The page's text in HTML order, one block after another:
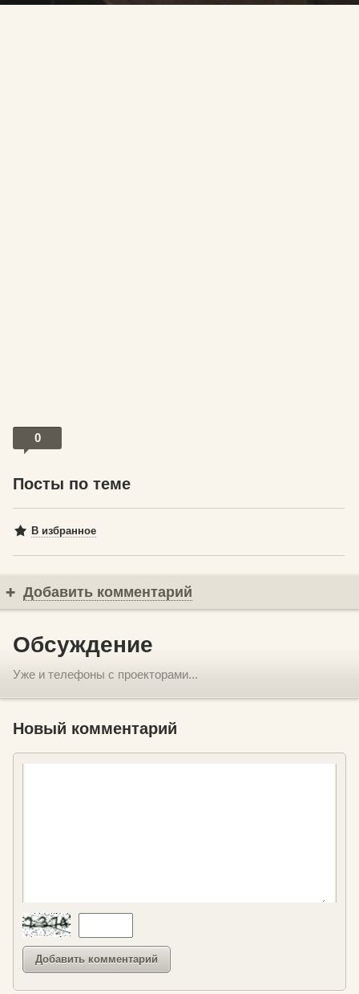
0
Посты по теме
В избранное
Добавить комментарий
Обсуждение
Уже и телефоны с проекторами...
Новый комментарий